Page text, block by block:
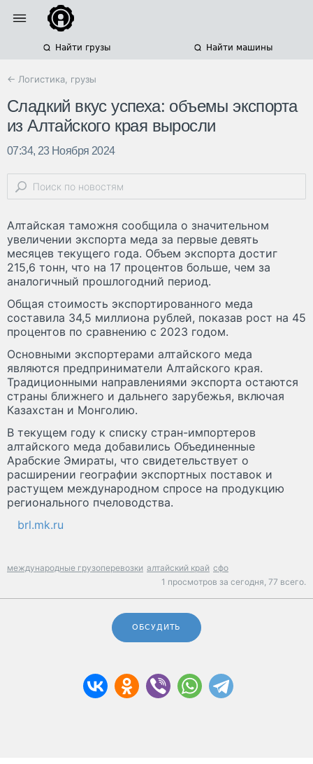
Найти грузы Найти машины
← Логистика, грузы
Сладкий вкус успеха: объемы экспорта
из Алтайского края выросли
07:34, 23 Ноября 2024
Алтайская таможня сообщила о значительном
увеличении экспорта меда за первые девять
месяцев текущего года. Объем экспорта достиг
215,6 тонн, что на 17 процентов больше, чем за
аналогичный прошлогодний период.
Общая стоимость экспортированного меда
составила 34,5 миллиона рублей, показав рост на 45
процентов по сравнению с 2023 годом.
Основными экспортерами алтайского меда
являются предприниматели Алтайского края.
Традиционными направлениями экспорта остаются
страны ближнего и дальнего зарубежья, включая
Казахстан и Монголию.
В текущем году к списку стран-импортеров
алтайского меда добавились Объединенные
Арабские Эмираты, что свидетельствует о
расширении географии экспортных поставок и
растущем международном спросе на продукцию
регионального пчеловодства.
brl.mk.ru
международные грузоперевозки алтайский край сфо
1 просмотров за сегодня, 77 всего.
ОБСУДИТЬ